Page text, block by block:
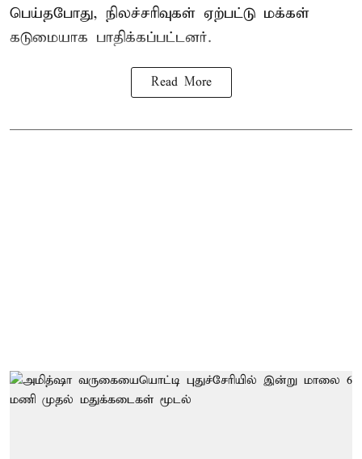
பெய்தபோது, நிலச்சரிவுகள் ஏற்பட்டு மக்கள்
கடுமையாக பாதிக்கப்பட்டனர்.
Read More